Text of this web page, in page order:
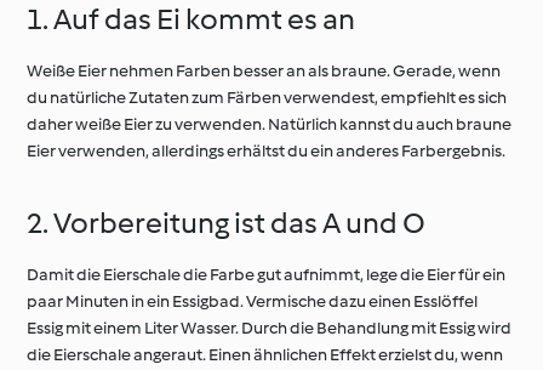
1. Auf das Ei kommt es an
Weiße Eier nehmen Farben besser an als braune. Gerade, wenn
du natürliche Zutaten zum Färben verwendest, empfiehlt es sich
daher weiße Eier zu verwenden. Natürlich kannst du auch braune
Eier verwenden, allerdings erhältst du ein anderes Farbergebnis.
2. Vorbereitung ist das A und O
Damit die Eierschale die Farbe gut aufnimmt, lege die Eier für ein
paar Minuten in ein Essigbad. Vermische dazu einen Esslöffel
Essig mit einem Liter Wasser. Durch die Behandlung mit Essig wird
die Eierschale angeraut. Einen ähnlichen Effekt erzielst du, wenn